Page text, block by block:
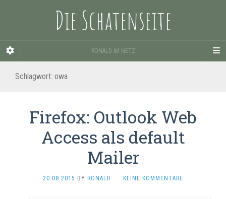
Die Schatenseite
RONALD IM NETZ
Schlagwort: owa
Firefox: Outlook Web
Access als default
Mailer
20.08.2015 BY RONALD · KEINE KOMMENTARE